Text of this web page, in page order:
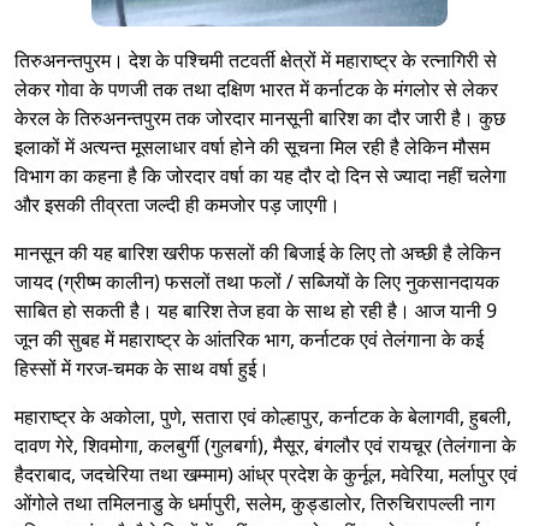
तिरुअनन्तपुरम। देश के पश्चिमी तटवर्ती क्षेत्रों में महाराष्ट्र के रत्नागिरी से
लेकर गोवा के पणजी तक तथा दक्षिण भारत में कर्नाटक के मंगलोर से लेकर
केरल के तिरुअनन्तपुरम तक जोरदार मानसूनी बारिश का दौर जारी है। कुछ
इलाकों में अत्यन्त मूसलाधार वर्षा होने की सूचना मिल रही है लेकिन मौसम
विभाग का कहना है कि जोरदार वर्षा का यह दौर दो दिन से ज्यादा नहीं चलेगा
और इसकी तीव्रता जल्दी ही कमजोर पड़ जाएगी।
मानसून की यह बारिश खरीफ फसलों की बिजाई के लिए तो अच्छी है लेकिन
जायद (ग्रीष्म कालीन) फसलों तथा फलों / सब्जियों के लिए नुकसानदायक
साबित हो सकती है। यह बारिश तेज हवा के साथ हो रही है। आज यानी 9
जून की सुबह में महाराष्ट्र के आंतरिक भाग, कर्नाटक एवं तेलंगाना के कई
हिस्सों में गरज-चमक के साथ वर्षा हुई।
महाराष्ट्र के अकोला, पुणे, सतारा एवं कोल्हापुर, कर्नाटक के बेलागवी, हुबली,
दावण गेरे, शिवमोगा, कलबुर्गी (गुलबर्गा), मैसूर, बंगलौर एवं रायचूर (तेलंगाना के
हैदराबाद, जदचेरिया तथा खम्माम) आंध्र प्रदेश के कुर्नूल, मवेरिया, मर्लापुर एवं
ओंगोले तथा तमिलनाडु के धर्मापुरी, सलेम, कुड्डालोर, तिरुचिरापल्ली नाग